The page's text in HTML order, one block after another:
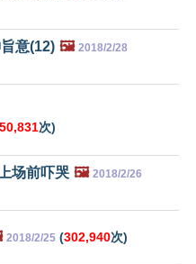
意(12) 🖼️ 2018/2/28
次)
场前吓哭 🖼️ 2018/2/26
2018/2/25 (302,940次)